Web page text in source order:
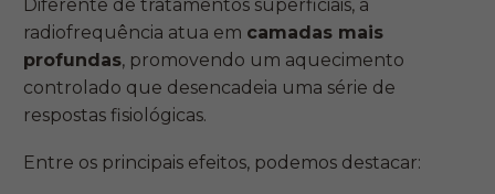
Diferente de tratamentos superficiais, a
radiofrequência atua em camadas mais
profundas, promovendo um aquecimento
controlado que desencadeia uma série de
respostas fisiológicas.
Entre os principais efeitos, podemos destacar: